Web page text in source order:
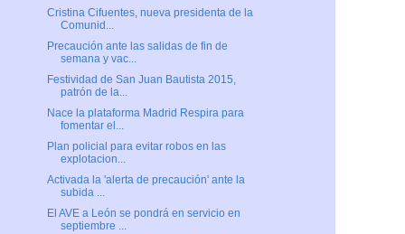
Cristina Cifuentes, nueva presidenta de la
Comunid...
Precaución ante las salidas de fin de
semana y vac...
Festividad de San Juan Bautista 2015,
patrón de la...
Nace la plataforma Madrid Respira para
fomentar el...
Plan policial para evitar robos en las
explotacion...
Activada la 'alerta de precaución' ante la
subida ...
El AVE a León se pondrá en servicio en
septiembre ...